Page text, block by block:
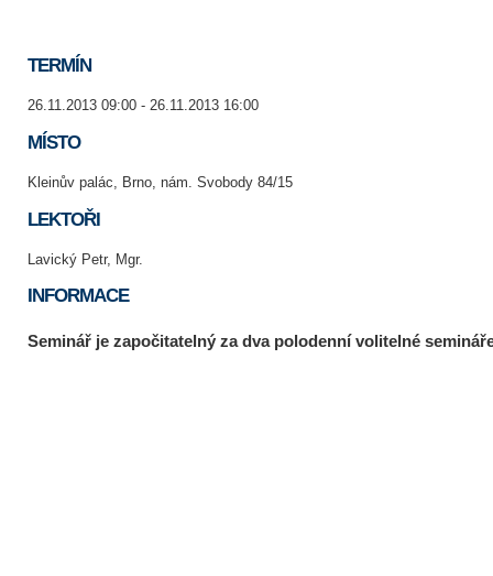
TERMÍN
26.11.2013 09:00 - 26.11.2013 16:00
MÍSTO
Kleinův palác, Brno, nám. Svobody 84/15
LEKTOŘI
Lavický Petr, Mgr.
INFORMACE
Seminář je započitatelný za dva polodenní volitelné